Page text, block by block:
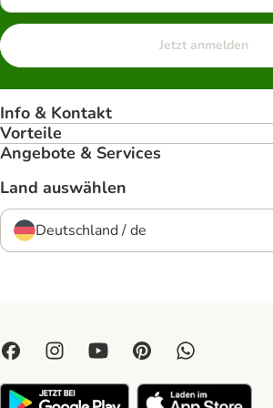
Jetzt anmelden
Info & Kontakt
Vorteile
Angebote & Services
Land auswählen
Deutschland / de